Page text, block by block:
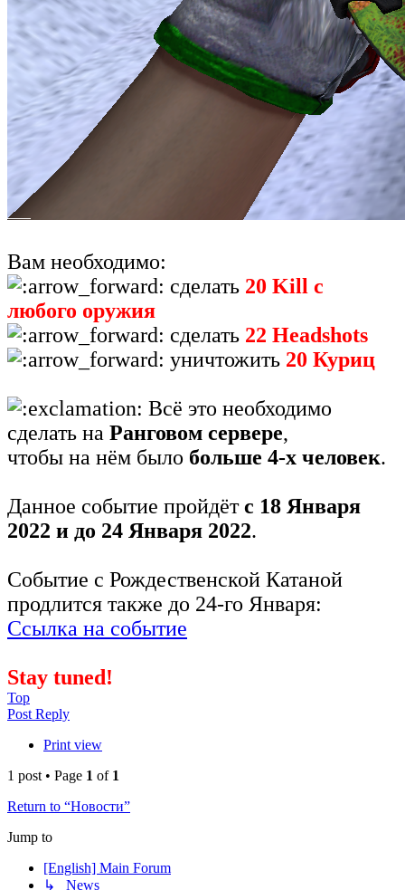
Вам необходимо:
сделать 20 Kill с
любого оружия
сделать 22 Headshots
уничтожить 20 Куриц
Всё это необходимо
сделать на Ранговом сервере,
чтобы на нём было больше 4-х человек.
Данное событие пройдётс 18 Января
2022 и до 24 Января 2022.
Событие с Рождественской Катаной
продлится также до 24-го Января:
Ссылка на событие
Stay tuned!
Top
Post Reply
Print view
1 post • Page 1 of 1
Return to “Новости”
Jump to
[English] Main Forum
↳ News